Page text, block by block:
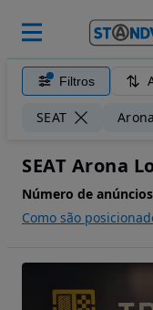
Filtros
SEAT Arona
SEAT Arona
Número de
Como são